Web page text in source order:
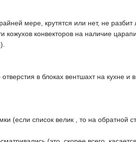
мере, крутятся или нет, не
кожухов конвекторов на наличие
в блоках вентшахт на кухне и
(если список велик , то на обратной